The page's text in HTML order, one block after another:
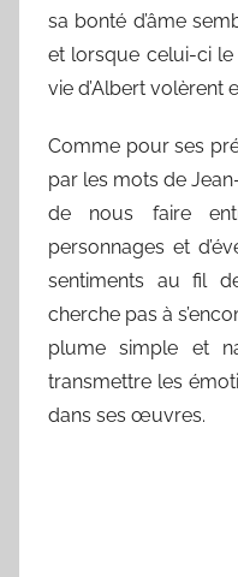
sa bonté d’âme
et lorsque celui-ci
vie d’Albert volèrent
Comme pour ses
par les mots de
de nous faire
personnages et
sentiments au fil
cherche pas à
plume simple et
transmettre les
dans ses œuvres.